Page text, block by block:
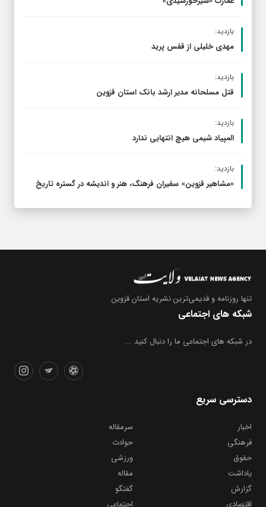
بازدید:
مهدی خلیلی از قفس پرید
بازدید:
قتل مسلحانه مدیر ارشد بانک استان قزوین
بازدید:
المپیاد شیمی هیچ انتهایی ندارد
بازدید:
«مشاهیر قزوین» سفیران فرهنگ، هنر و اندیشه در گستره تاریخ
تنها روزنامهو قدیمی‌ترین نشریه استان قزوین
شبکه های اجتماعی
در شبکه های اجتماعی ما را دنبال کنید ...
دسترسی سریع
اخبار
سرمقاله
فرهنگی
حوادث
حقوق
ورزشی
یاداشت
مقاله
گزارش
گفتگو
اقتصادی
اجتماعی